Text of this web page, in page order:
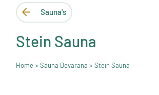
Sauna's
Stein Sauna
Home> Sauna Devarana > Stein Sauna